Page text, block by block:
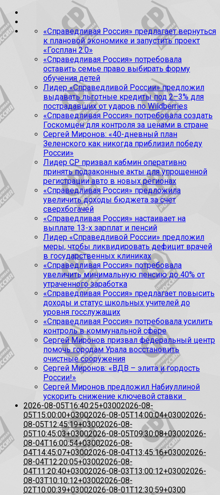
«Справедливая Россия» предлагает вернуться
к плановой экономике и запустить проект
«Госплан 2.0»
«Справедливая Россия» потребовала
оставить семье право выбирать форму
обучения детей
Лидер «Справедливой России» предложил
выдавать льготные кредиты под 2–3% для
пострадавших от ударов по Wildberries
«Справедливая Россия» потребовала создать
Госкомцен для контроля за ценами в стране
Сергей Миронов: «40-дневный план
Зеленского как никогда приблизил победу
России»
Лидер СР призвал кабмин оперативно
принять подзаконные акты для упрощенной
регистрации авто в новых регионах
«Справедливая Россия» предложила
увеличить доходы бюджета за счет
сверхбогачей
«Справедливая Россия» настаивает на
выплате 13-х зарплат и пенсий
Лидер «Справедливой России» предложил
меры, чтобы ликвидировать дефицит врачей
в государственных клиниках
«Справедливая Россия» потребовала
увеличить минимальную пенсию до 40% от
утраченного заработка
«Справедливая Россия» предлагает повысить
доходы и статус школьных учителей до
уровня госслужащих
«Справедливая Россия» потребовала усилить
контроль в коммунальной сфере
Сергей Миронов призвал федеральный центр
помочь городам Урала восстановить
очистные сооружения
Сергей Миронов: «ВДВ – элита и гордость
России!»
Сергей Миронов предложил Набиуллиной
ускорить снижение ключевой ставки
2026-08-05T16:40:25+03002026-08-
05T15:00:00+03002026-08-05T14:00:04+03002026-
08-05T12:45:19+03002026-08-
05T10:45:03+03002026-08-05T09:30:08+03002026-
08-04T16:00:54+03002026-08-
04T14:45:07+03002026-08-04T13:45:16+03002026-
08-04T12:20:05+03002026-08-
04T11:20:40+03002026-08-03T13:00:12+03002026-
08-03T10:10:12+03002026-08-
02T10:00:39+03002026-08-01T12:30:59+0300